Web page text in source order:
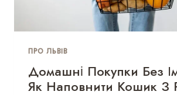
ПРО ЛЬВІВ
Домашні Покупки Без
Як Наповнити Кошик З